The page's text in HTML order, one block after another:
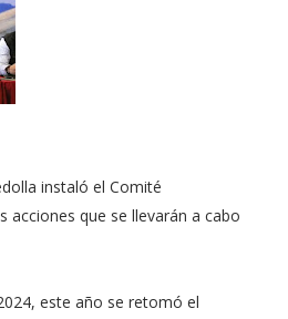
instaló el Comité
acciones que se llevarán a cabo
este año se retomó el